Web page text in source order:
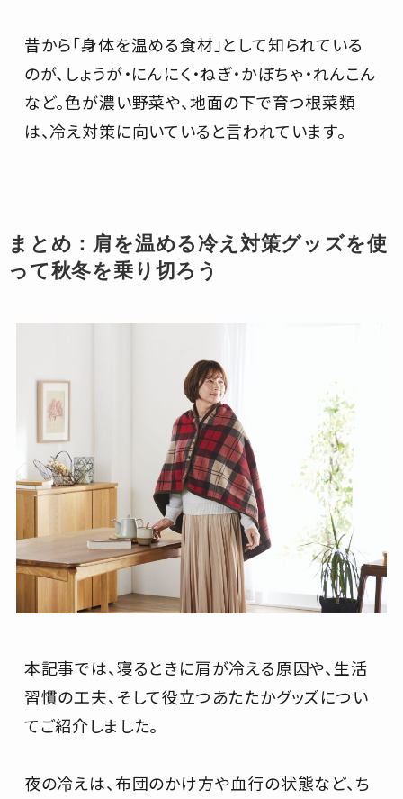
昔から「身体を温める食材」として知られている
のが、しょうが・にんにく・ねぎ・かぼちゃ・れんこん
など。色が濃い野菜や、地面の下で育つ根菜類
は、冷え対策に向いていると言われています。
まとめ：肩を温める冷え対策グッズを使
って秋冬を乗り切ろう
本記事では、寝るときに肩が冷える原因や、生活
習慣の工夫、そして役立つあたたかグッズについ
てご紹介しました。
夜の冷えは、布団のかけ方や血行の状態など、ち